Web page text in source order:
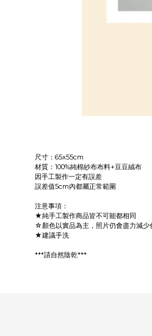
尺寸：65x55cm
材質：100%純棉紗布布料+豆豆絨布
因手工製作一定有誤差
誤差值5cm內都屬正常範圍
注意事項：
★純手工製作商品皆不可能都相同
☆顏色以實品為主，照片仍會盡力減少
★建議手洗
***請自然陰乾***